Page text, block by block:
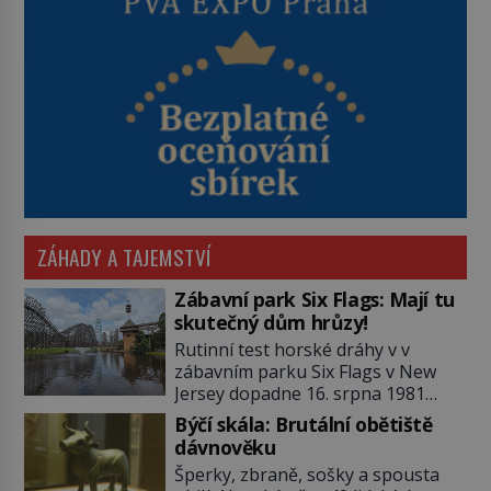
ZÁHADY A TAJEMSTVÍ
Zábavní park Six Flags: Mají tu
skutečný dům hrůzy!
Rutinní test horské dráhy v v
zábavním parku Six Flags v New
Jersey dopadne 16. srpna 1981
katastrofou. 20letý technik Scott
Tyler se zřítí na zem! Zranění jsou
neslučitelná se životem. „Nepoužil
bezpečnostní zábranu,“ osvětlí
Býčí skála: Brutální obětiště
dávnověku
Šperky, zbraně, sošky a spousta